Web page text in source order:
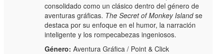
consolidado como un clásico dentro del género de
aventuras gráficas. The Secret of Monkey Islandse
destaca por su enfoque en el humor, la narración
inteligente y los rompecabezas ingeniosos.
Género: Aventura Gráfica / Point & Click